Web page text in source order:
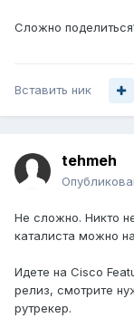
Сложно
Вставить ник
tehmeh
Не сложно. Никто
каталиста можно
Идете на Cisco
релиз, смотрите
рутрекер.